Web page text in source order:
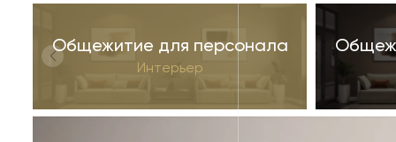
Общежитие для персонала
Интерьер